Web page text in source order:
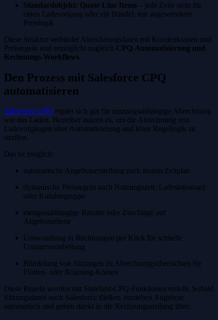
Standardobjekt: Quote Line Items – jede Zeile steht für
einen Ladevorgang oder ein Bündel, mit angewendeter
Preislogik
Diese Struktur verbindet Abrechnungsdaten mit Kundenkonten und
Preisregeln und ermöglicht zugleich CPQ-Automatisierung und
Rechnungs-Workflows.
Den Prozess mit Salesforce CPQ
automatisieren
Salesforce CPQ eignet sich gut für nutzungsabhängige Abrechnung
wie das Laden. Betreiber nutzen es, um die Abrechnung von
Ladevorgängen über Automatisierung und klare Regellogik zu
straffen.
Das ist möglich:
automatische Angebotserstellung nach festem Zeitplan
dynamische Preisregeln nach Nutzungszeit, Ladestationsart
oder Kundengruppe
mengenabhängige Rabatte oder Zuschläge auf
Angebotsebene
Umwandlung in Rechnungen per Klick für schnelle
Umsatzverarbeitung
Bündelung von Sitzungen zu Abrechnungsübersichten für
Flotten- oder Roaming-Konten
Diese Regeln werden mit Standard-CPQ-Funktionen erstellt. Sobald
Sitzungsdaten nach Salesforce fließen, entstehen Angebote
automatisch und gehen direkt in die Rechnungsstellung über.